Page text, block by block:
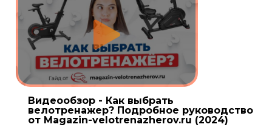
Видеообзор - Как выбрать
велотренажер? Подробное руководство
от Magazin-velotrenazherov.ru (2024)